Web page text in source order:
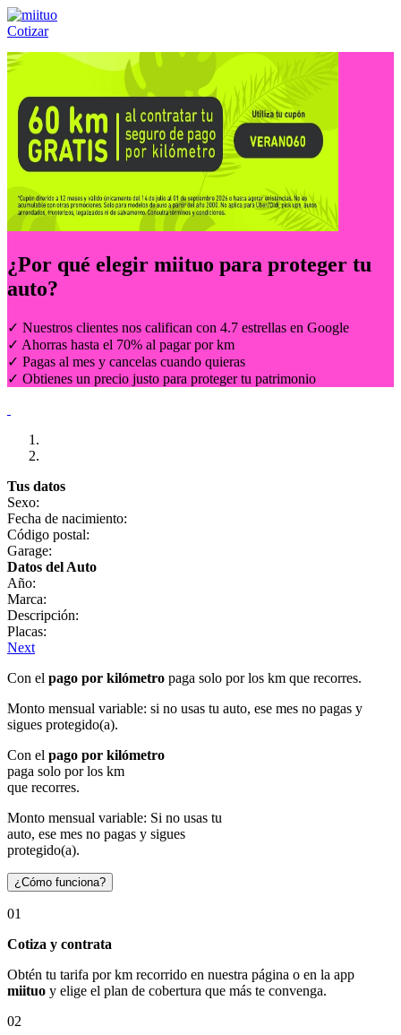
Cotizar
Llámanos al:(55) 84-21-05-00 ó
¿Por qué elegir miituo para proteger tu
auto?
✓ Nuestros clientes nos califican con 4.7 estrellas en Google
✓ Ahorras hasta el 70% al pagar por km
✓ Pagas al mes y cancelas cuando quieras
✓ Obtienes un precio justo para proteger tu patrimonio
Tus datos
Sexo:
Fecha de nacimiento:
Código postal:
Garage:
Datos del Auto
Año:
Marca:
Descripción:
Placas:
Next
Con el pago por kilómetro paga solo por los km que recorres.
Monto mensual variable: si no usas tu auto, ese mes no pagas y
sigues protegido(a).
Con el pago por kilómetro
paga solo por los km
que recorres.
Monto mensual variable: Si no usas tu
auto, ese mes no pagas y sigues
protegido(a).
¿Cómo funciona?
01
Cotiza y contrata
Obtén tu tarifa por km recorrido en nuestra página o en la app
miituo y elige el plan de cobertura que más te convenga.
02